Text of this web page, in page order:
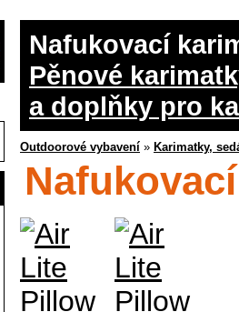
Nafukovací
Pěnové
a doplňky pro
Outdoorové vybavení » Karimatky,